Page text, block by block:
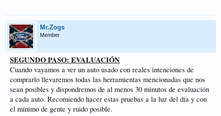
Mr.Zogs
Member
SEGUNDO PASO: EVALUACIÓN
Cuando vayamos a ver un auto usado con reales intenciones de
comprarlo llevaremos todas las herramientas mencionadas que nos
sean posibles y dispondremos de al menos 30 minutos de evaluación
a cada auto. Recomiendo hacer estas pruebas a la luz del día y con
el mínimo de gente y ruido posible.